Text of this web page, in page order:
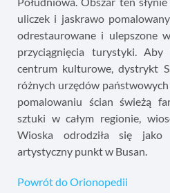
uliczek i jaskrawo
odrestaurowane i ulepszone
przyciągnięcia turystyki.
centrum kulturowe, dystrykt
różnych urzędów
pomalowaniu ścian świeżą
sztuki w całym regionie,
Wioska odrodziła się
artystyczny punkt w Busan.
Powrót do Orionopedii